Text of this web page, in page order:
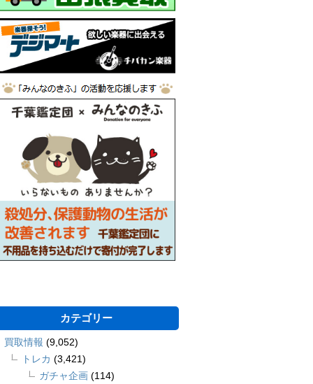
カテゴリー
買取情報 (9,052)
トレカ (3,421)
ガチャ企画 (114)